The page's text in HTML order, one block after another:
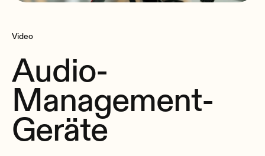
Video
Audio-
Management-
Geräte